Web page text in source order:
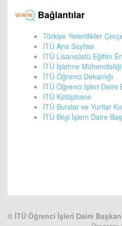
Bağlantılar
Türkiye Yeterlilikler
İTÜ Ana Sayfası
İTÜ Lisansüstü Eğitim
İTÜ İşletme
İTÜ Öğrenci Dekanlığı
İTÜ Öğrenci İşleri Daire
İTÜ Kütüphane
İTÜ Burslar ve Yurtlar
İTÜ Bilgi İşlem Daire
© İTÜ Öğrenci İşleri Daire